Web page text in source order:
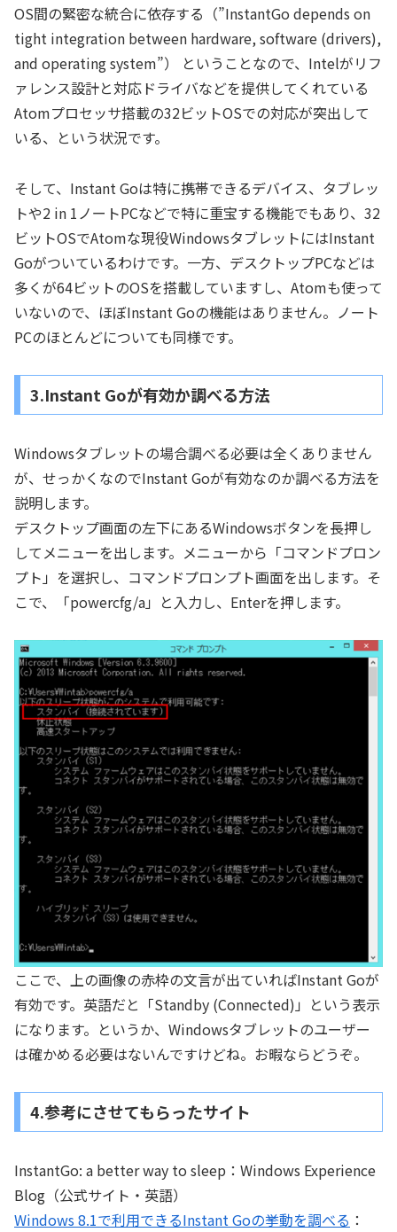
OS間の緊密な統合に依存する（”InstantGo depends on
tight integration between hardware, software (drivers),
and operating system”） ということなので、Intelがリフ
ァレンス設計と対応ドライバなどを提供してくれている
Atomプロセッサ搭載の32ビットOSでの対応が突出して
いる、という状況です。
そして、Instant Goは特に携帯できるデバイス、タブレッ
トや2 in 1ノートPCなどで特に重宝する機能でもあり、32
ビットOSでAtomな現役WindowsタブレットにはInstant
Goがついているわけです。一方、デスクトップPCなどは
多くが64ビットのOSを搭載していますし、Atomも使って
いないので、ほぼInstant Goの機能はありません。ノート
PCのほとんどについても同様です。
3.Instant Goが有効か調べる方法
Windowsタブレットの場合調べる必要は全くありません
が、せっかくなのでInstant Goが有効なのか調べる方法を
説明します。
デスクトップ画面の左下にあるWindowsボタンを長押し
してメニューを出します。メニューから「コマンドプロン
プト」を選択し、コマンドプロンプト画面を出します。そ
こで、「powercfg/a」と入力し、Enterを押します。
ここで、上の画像の赤枠の文言が出ていればInstant Goが
有効です。英語だと「Standby (Connected)」という表示
になります。というか、Windowsタブレットのユーザー
は確かめる必要はないんですけどね。お暇ならどうぞ。
4.参考にさせてもらったサイト
InstantGo: a better way to sleep：Windows Experience
Blog（公式サイト・英語）
Windows 8.1で利用できるInstant Goの挙動を調べる ：